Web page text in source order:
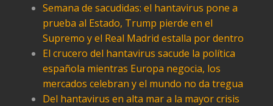
Semana de sacudidas: el hantavirus pone a
prueba al Estado, Trump pierde en el
Supremo y el Real Madrid estalla por dentro
El crucero del hantavirus sacude la política
española mientras Europa negocia, los
mercados celebran y el mundo no da tregua
Del hantavirus en alta mar a la mayor crisis